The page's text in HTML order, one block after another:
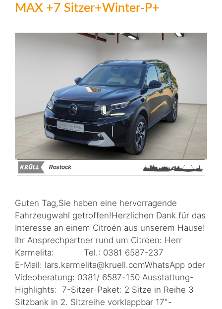
MAX +7 Sitzer+Winter-P+
Guten Tag,Sie haben eine hervorragende
Fahrzeugwahl getroffen!Herzlichen Dank für das
Interesse an einem Citroën aus unserem Hause!
Ihr Ansprechpartner rund um Citroen: Herr
Karmelita: Tel.: 0381 6587-237
E-Mail: lars.karmelita@kruell.comWhatsApp oder
Videoberatung: 0381/ 6587-150 Ausstattung-
Highlights: 7-Sitzer-Paket: 2 Sitze in Reihe 3
Sitzbank in 2. Sitzreihe vorklappbar 17"-